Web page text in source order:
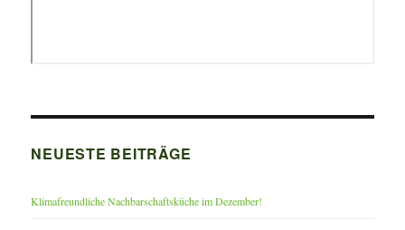
NEUESTE BEITRÄGE
Klimafreundliche Nachbarschaftsküche im Dezember!